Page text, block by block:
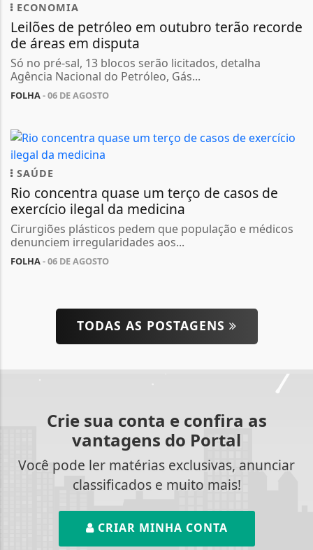
ECONOMIA
Leilões de petróleo em outubro terão recorde
de áreas em disputa
Só no pré-sal, 13 blocos serão licitados, detalha
Agência Nacional do Petróleo, Gás...
FOLHA- 06 DE AGOSTO
SAÚDE
Rio concentra quase um terço de casos de
exercício ilegal da medicina
Cirurgiões plásticos pedem que população e médicos
denunciem irregularidades aos...
FOLHA- 06 DE AGOSTO
TODAS AS POSTAGENS
Crie sua conta e confira as
vantagens do Portal
Você pode ler matérias exclusivas, anunciar
classificados e muito mais!
CRIAR MINHA CONTA